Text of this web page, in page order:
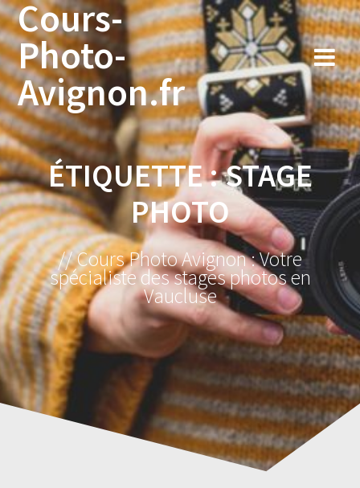
Cours-
Photo-
Avignon.fr
ÉTIQUETTE :STAGE
PHOTO
// Cours Photo Avignon : Votre
spécialiste des stages photos en
Vaucluse